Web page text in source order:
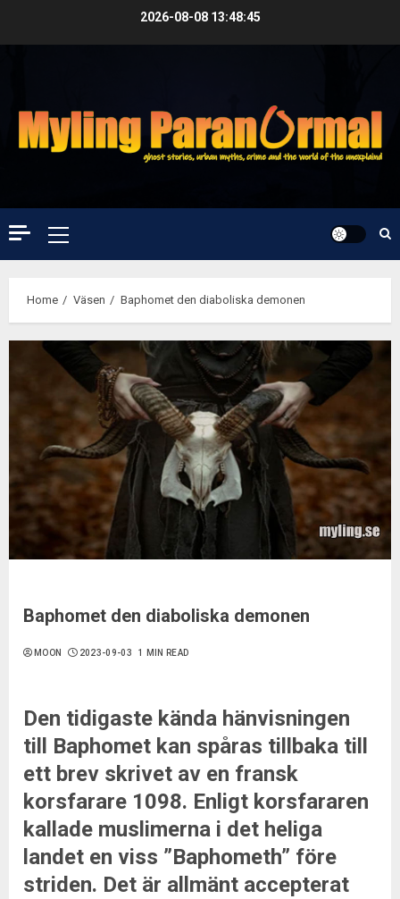
2026-08-08 13:48:45
Primary
Menu
Home Väsen Baphomet den diaboliska demonen
Baphomet den diaboliska demonen
MOON 2023-09-03 1 MIN READ
Den tidigaste kända hänvisningen
till Baphomet kan spåras tillbaka till
ett brev skrivet av en fransk
korsfarare 1098. Enligt korsfararen
kallade muslimerna i det heliga
landet en viss ”Baphometh” före
striden. Det är allmänt accepterat